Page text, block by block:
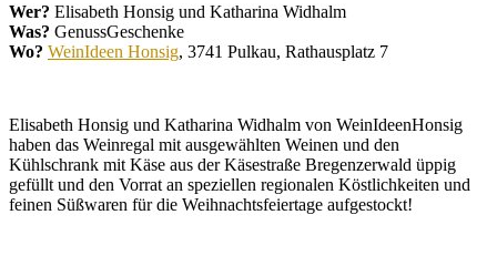
Wer? Elisabeth Honsig und Katharina Widhalm
Was? GenussGeschenke
Wo? WeinIdeen Honsig, 3741 Pulkau, Rathausplatz 7
Elisabeth Honsig und Katharina Widhalm von WeinIdeenHonsig
haben das Weinregal mit ausgewählten Weinen und den
Kühlschrank mit Käse aus der Käsestraße Bregenzerwald üppig
gefüllt und den Vorrat an speziellen regionalen Köstlichkeiten und
feinen Süßwaren für die Weihnachtsfeiertage aufgestockt!